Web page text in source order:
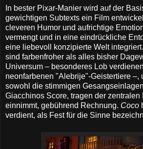
In bester Pixar-Manier wird auf der
gewichtigen Subtexts ein Film
cleveren Humor und aufrichtige
vermengt und in eine eindrückliche
eine liebevoll konzipierte Welt
sind farbenfroher als alles bisher
Universum – besonderes Lob
neonfarbenen "Alebrije"-Geistertiere –,
sowohl die stimmigen
Giacchinos Score, tragen der
einnimmt, gebührend Rechnung. Coco
verdient, als Fest für die Sinne